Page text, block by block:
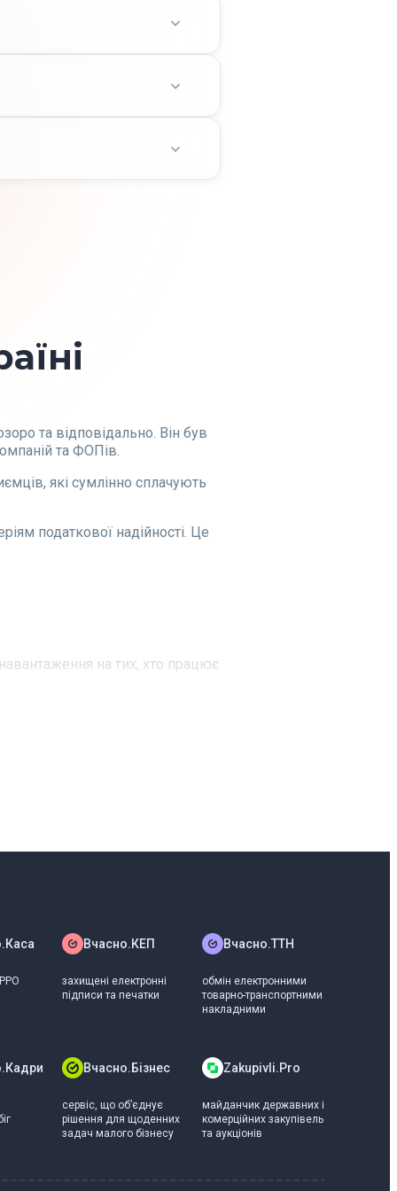
із податків, ЄСВ
державою, партнерами й
та відповідально. Він був
та ФОПів.
які сумлінно сплачують
податкової надійності. Це
на тих, хто працює
на цій сторінці.
Вчасно.КЕП
захищені електронні
підписи та печатки
Вчасно.ТТН
обмін електронними
товарно-транспортними
накладними
Вчасно.Бізнес
сервіс, що обʼєднує
рішення для щоденних
задач малого бізнесу
Zakupivli.Pro
майданчик державних і
комерційних закупівель
та аукціонів